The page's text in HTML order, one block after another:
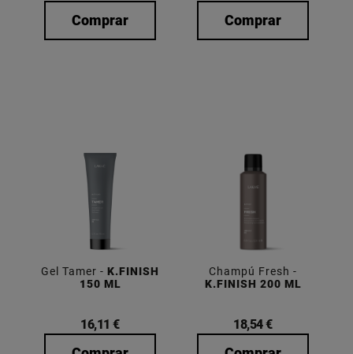
Comprar Comprar
Gel Tamer - K.FINISH
150 ML
16,11 €
Champú Fresh -
K.FINISH 200 ML
18,54 €